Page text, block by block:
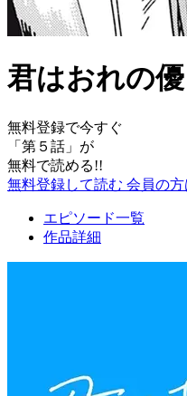
君はおれの
無料登録で今すぐ
「 第５話 」が
無料で読める!!
無料登録して読む 会員の
エピソード一覧
作品詳細